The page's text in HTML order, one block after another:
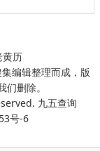
黄历
编辑整理而成，版
删除。
九五查询
号-6